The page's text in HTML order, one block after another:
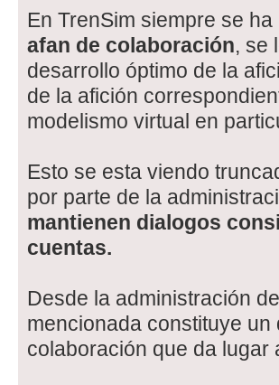
En TrenSim siempre se
afan de colaboración, se
desarrollo óptimo de la
de la afición
modelismo virtual en
Esto se esta viendo
por parte de la
mantienen dialogos
cuentas.
Desde la administración
mencionada constituye
colaboración que da lugar